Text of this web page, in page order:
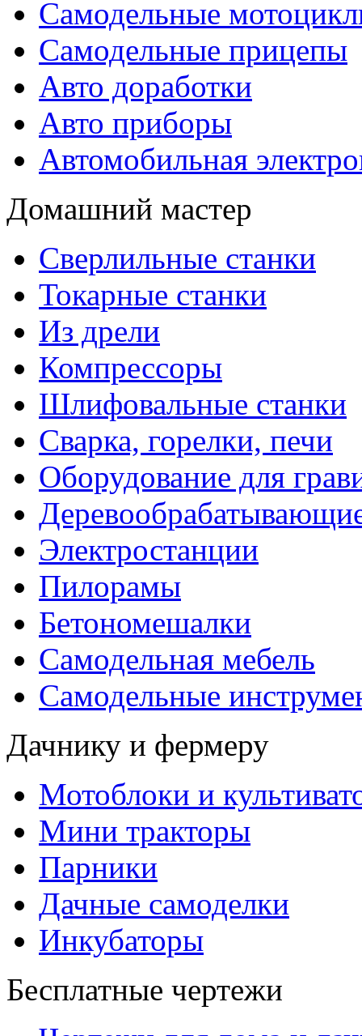
Самодельные
Самодельные прицепы
Авто доработки
Авто приборы
Автомобильная
Домашний мастер
Сверлильные станки
Токарные станки
Из дрели
Компрессоры
Шлифовальные станки
Сварка, горелки, печи
Оборудование для
Электростанции
Пилорамы
Бетономешалки
Самодельная мебель
Самодельные
Дачнику и фермеру
Мотоблоки и
Мини тракторы
Парники
Дачные самоделки
Инкубаторы
Бесплатные чертежи